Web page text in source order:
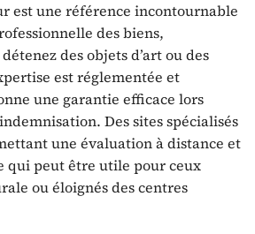
est une référence incontournable
des biens,
des objets d’art ou des
est réglementée et
une garantie efficace lors
Des sites spécialisés
une évaluation à distance et
qui peut être utile pour ceux
ou éloignés des centres